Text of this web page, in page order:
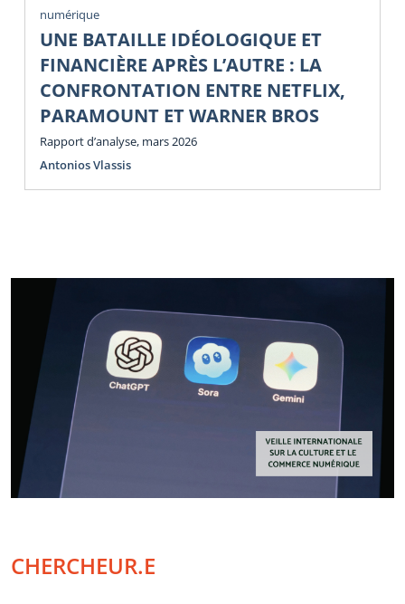
numérique
UNE BATAILLE IDÉOLOGIQUE ET
FINANCIÈRE APRÈS L’AUTRE : LA
CONFRONTATION ENTRE NETFLIX,
PARAMOUNT ET WARNER BROS
Rapport d’analyse, mars 2026
Antonios Vlassis
CHERCHEUR.E